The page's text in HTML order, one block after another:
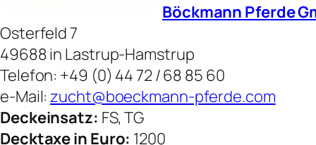
Böckmann Pferde
Osterfeld 7
49688 in Lastrup-Hamstrup
Telefon: +49 (0) 44 72 / 68 85 60
e-Mail:zucht@boeckmann-pferde.com
Deckeinsatz: FS, TG
Decktaxe in Euro: 1200